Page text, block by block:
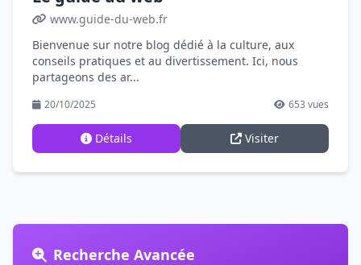
Recherche Avancée
www.guide-du-web.fr
Bienvenue sur notre blog dédié à la culture, aux
conseils pratiques et au divertissement. Ici, nous
partageons des ar...
20/10/2025 653 vues
Détails Visiter